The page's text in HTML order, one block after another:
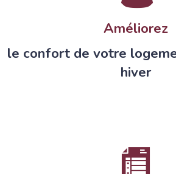
Améliorez
le confort de votre
hiver